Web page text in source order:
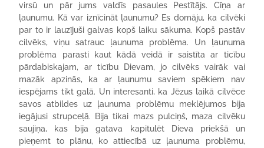
virsū un pār jums valdīs pasaules Pestītājs. Cīņa ar
ļaunumu. Kā var iznīcināt ļaunumu? Es domāju, ka cilvēki
par to ir lauzījuši galvas kopš laiku sākuma. Kopš pastāv
cilvēks, viņu satrauc ļaunuma problēma. Un ļaunuma
problēma parasti kaut kādā veidā ir saistīta ar ticību
pārdabiskajam, ar ticību Dievam, jo cilvēks vairāk vai
mazāk apzinās, ka ar ļaunumu saviem spēkiem nav
iespējams tikt galā. Un interesanti, ka Jēzus laikā cilvēce
savos atbildes uz ļaunuma problēmu meklējumos bija
iegājusi strupceļā. Bija tikai mazs pulciņš, maza cilvēku
saujiņa, kas bija gatava kapitulēt Dieva priekšā un
pieņemt to plānu, ko attiecībā uz ļaunuma problēmu,